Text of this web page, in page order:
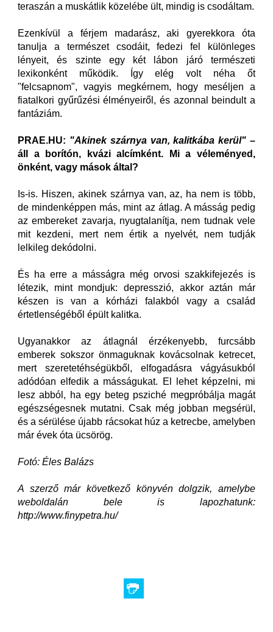
teraszán a muskátlik közelébe ült, mindig is csodáltam.
Ezenkívül a férjem madarász, aki gyerekkora óta
tanulja a természet csodáit, fedezi fel különleges
lényeit, és szinte egy két lábon járó természeti
lexikonként működik. Így elég volt néha őt
"felcsapnom", vagyis megkérnem, hogy meséljen a
fiatalkori gyűrűzési élményeiről, és azonnal beindult a
fantáziám.
PRAE.HU: "Akinek szárnya van, kalitkába kerül" –
áll a borítón, kvázi alcímként. Mi a véleményed,
önként, vagy mások által?
Is-is. Hiszen, akinek szárnya van, az, ha nem is több,
de mindenképpen más, mint az átlag. A másság pedig
az embereket zavarja, nyugtalanítja, nem tudnak vele
mit kezdeni, mert nem értik a nyelvét, nem tudják
lelkileg dekódolni.
És ha erre a másságra még orvosi szakkifejezés is
létezik, mint mondjuk: depresszió, akkor aztán már
készen is van a kórházi falakból vagy a család
értetlenségéből épült kalitka.
Ugyanakkor az átlagnál érzékenyebb, furcsább
emberek sokszor önmaguknak kovácsolnak ketrecet,
mert szeretetéhségükből, elfogadásra vágyásukból
adódóan elfedik a másságukat. El lehet képzelni, mi
lesz abból, ha egy beteg psziché megpróbálja magát
egészségesnek mutatni. Csak még jobban megsérül,
és a sérülése újabb rácsokat húz a ketrecbe, amelyben
már évek óta ücsörög.
Fotó: Éles Balázs
A szerző már következő könyvén dolgzik, amelybe
weboldalán bele is lapozhatunk:
http://www.finypetra.hu/